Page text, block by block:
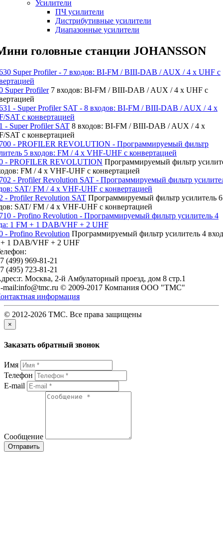
Усилители
ПЧ усилители
Дистрибутивные усилители
Диапазонные усилители
головные станции JOHANSSON
Super Profiler 7 входов: BI-FM / BIII-DAB / AUX / 4 x UHF с
- Super Profiler SAT 8 входов: BI-FM / BIII-DAB / AUX / 4 x
SAT с конвертацией
- PROFILER REVOLUTION Программируемый фильтр
FM / 4 х VHF-UHF с конвертацией
- Profiler Revolution SAT Программируемый фильтр усилитель 6
SAT/ FM / 4 x VHF-UHF с конвертацией
- Profino Revolution Программируемый фильтр усилитель 4
1 DAB/VHF + 2 UHF
(499) 969-81-21
(495) 723-81-21
Москва, 2-й Амбулаторный проезд, дом 8 стр.1
mail:info@tmc.ru © 2009-2017 Компания OOO "TMC"
информация
© 2012-2026 TMC. Все права защищены
×
Заказать обратный звонок
Имя
Телефон
E-mail
Сообщение
Отправить